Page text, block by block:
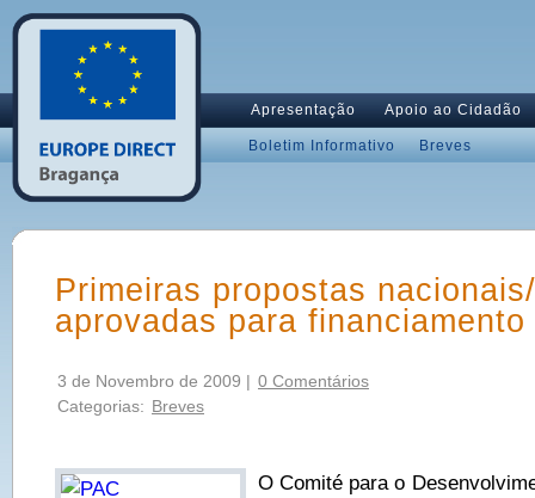
Apresentação Apoio ao Cidadão
Boletim Informativo Breves
Primeiras propostas
aprovadas para financiamento
3 de Novembro de 2009 | 0 Comentários
Categorias: Breves
O Comité para o